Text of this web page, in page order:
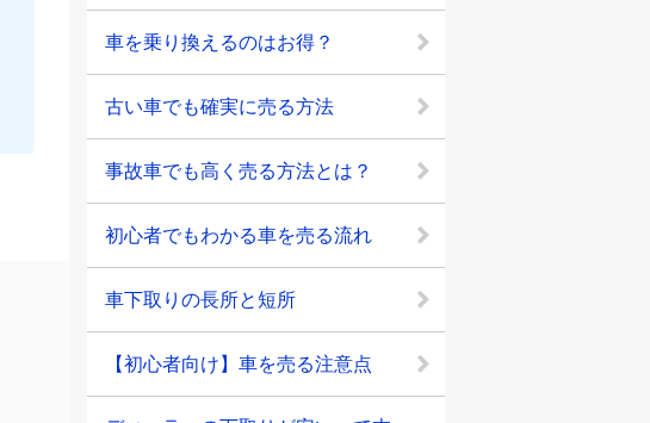
車を乗り換えるのはお得？
古い車でも確実に売る方法
事故車でも高く売る方法とは？
初心者でもわかる車を売る流れ
車下取りの長所と短所
【初心者向け】車を売る注意点